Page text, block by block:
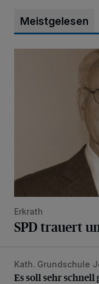
Meistgelesen
SPD trauert um
Erkrath
SPD trauert
Es soll sehr schnell
Kath. Grundschule
Es soll sehr schnell